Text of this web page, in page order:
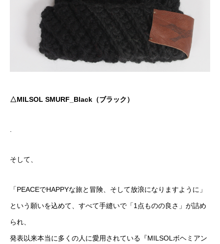
△MILSOL SMURF_Black（ブラック）
そして、
「PEACEでHAPPYな旅と冒険、そして放浪になりますように」
という願いを込めて、すべて手縫いで「1点ものの良さ」が詰め
られ、
発表以来本当に多くの人に愛用されている『MILSOLボヘミアン